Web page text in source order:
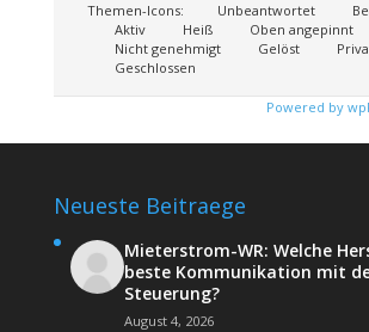
Themen-Icons:
Unbeantwortet
Aktiv
Heiß
Oben angepinnt
Nicht genehmigt
Gelöst
Geschlossen
Powered by
Neueste Beitraege
Mieterstrom-WR: Welche
beste Kommunikation mit
Steuerung?
August 4, 2026